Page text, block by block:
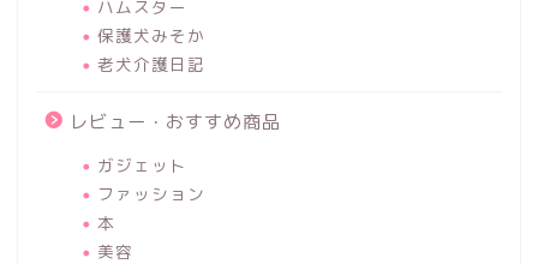
ハムスター
保護犬みそか
老犬介護日記
レビュー・おすすめ商品
ガジェット
ファッション
本
美容